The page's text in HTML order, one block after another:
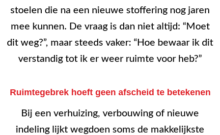
stoelen die na een nieuwe stoffering nog jaren
mee kunnen. De vraag is dan niet altijd: “Moet
dit weg?”, maar steeds vaker: “Hoe bewaar ik dit
verstandig tot ik er weer ruimte voor heb?”
Ruimtegebrek hoeft geen afscheid te betekenen
Bij een verhuizing, verbouwing of nieuwe
indeling lijkt wegdoen soms de makkelijkste